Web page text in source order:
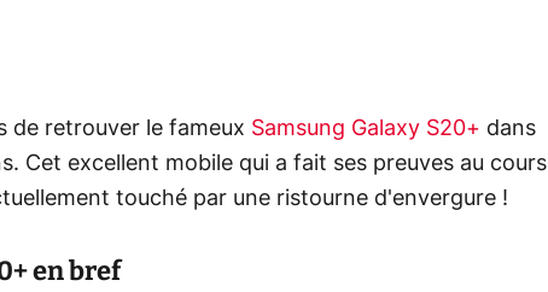
de retrouver le fameux Samsung Galaxy S20+ dans
Cet excellent mobile qui a fait ses preuves au cours
touché par une ristourne d'envergure !
en bref